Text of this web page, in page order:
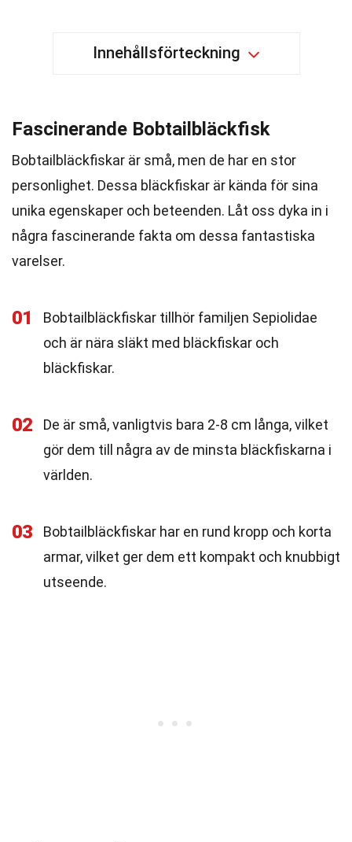
Innehållsförteckning
Fascinerande Bobtailbläckfisk
Bobtailbläckfiskar är små, men de har en stor
personlighet. Dessa bläckfiskar är kända för sina
unika egenskaper och beteenden. Låt oss dyka in i
några fascinerande fakta om dessa fantastiska
varelser.
01
Bobtailbläckfiskar tillhör familjen Sepiolidae
och är nära släkt med bläckfiskar och
bläckfiskar.
02
De är små, vanligtvis bara 2-8 cm långa, vilket
gör dem till några av de minsta bläckfiskarna i
världen.
03
Bobtailbläckfiskar har en rund kropp och korta
armar, vilket ger dem ett kompakt och knubbigt
utseende.